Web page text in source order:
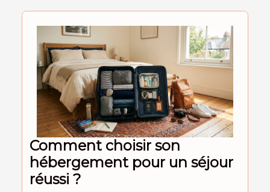
Comment choisir son
hébergement pour un séjour
réussi ?